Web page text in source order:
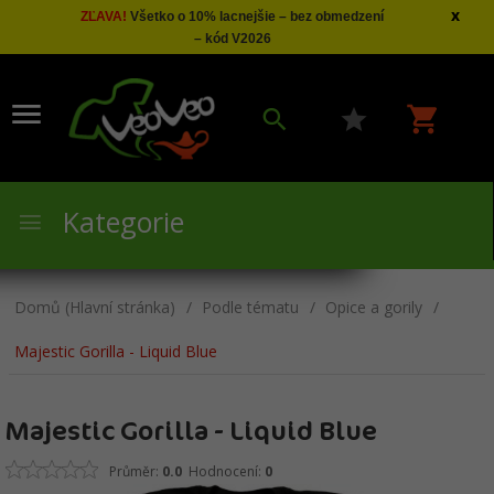
ZĽAVA! Všetko o 10% lacnejšie – bez obmedzení
– kód V2026
x
Kategorie
Domů (Hlavní stránka) Podle tématu Opice a gorily
Majestic Gorilla - Liquid Blue
Majestic Gorilla - Liquid Blue
Průměr: 0.0 Hodnocení: 0